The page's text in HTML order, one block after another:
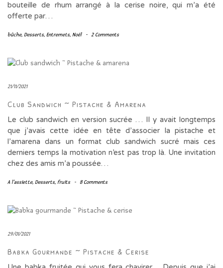
bouteille de rhum arrangé à la cerise noire, qui m’a été
offerte par…
bûche, Desserts, Entremets, Noël - 2 Comments
21/11/2021
Club Sandwich ~ Pistache & Amarena
Le club sandwich en version sucrée … Il y avait longtemps
que j’avais cette idée en tête d’associer la pistache et
l’amarena dans un format club sandwich sucré mais ces
derniers temps la motivation n’est pas trop là. Une invitation
chez des amis m’a poussée…
A l'assiette, Desserts, fruits - 8 Comments
29/01/2021
Babka Gourmande ~ Pistache & Cerise